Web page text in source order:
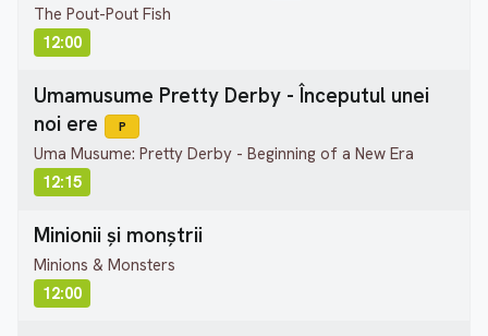
The Pout-Pout Fish
12:00
Umamusume Pretty Derby - Începutul unei
noi ere
P
Uma Musume: Pretty Derby - Beginning of a New Era
12:15
Minionii și monștrii
Minions & Monsters
12:00